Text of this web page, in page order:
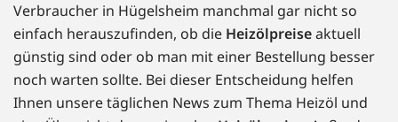
Verbraucher in Hügelsheim manchmal gar nicht so
einfach herauszufinden, ob die Heizölpreiseaktuell
günstig sind oder ob man mit einer Bestellung besser
noch warten sollte. Bei dieser Entscheidung helfen
Ihnen unsere täglichen News zum Thema Heizöl und